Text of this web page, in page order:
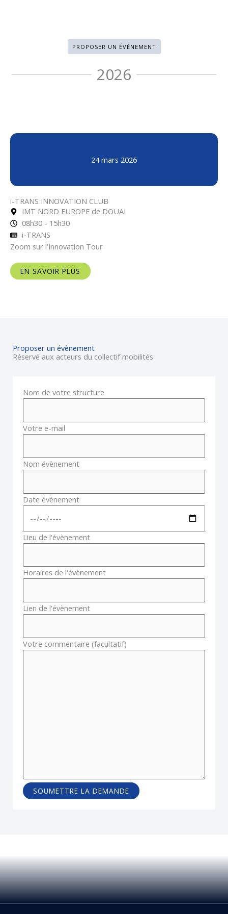
PROPOSER UN ÉVÈNEMENT
2026
24 mars 2026
i-TRANS INNOVATION CLUB
IMT NORD EUROPE de DOUAI
08h30 - 15h30
i-TRANS
Zoom sur l'Innovation Tour
EN SAVOIR PLUS
Proposer un évènement
Réservé aux acteurs du collectif mobilités
Nom de votre structure
Votre e-mail
Nom évènement
Date évènement
Lieu de l'évènement
Horaires de l'évènement
Lien de l'évènement
Votre commentaire (facultatif)